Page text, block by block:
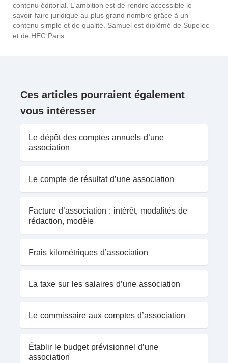
contenu éditorial. L'ambition est de rendre accessible le
savoir-faire juridique au plus grand nombre grâce à un
contenu simple et de qualité. Samuel est diplômé de Supelec
et de HEC Paris
Ces articles pourraient également
vous intéresser
Le dépôt des comptes annuels d’une
association
Le compte de résultat d’une association
Facture d’association : intérêt, modalités de
rédaction, modèle
Frais kilométriques d’association
La taxe sur les salaires d’une association
Le commissaire aux comptes d’association
Établir le budget prévisionnel d’une
association